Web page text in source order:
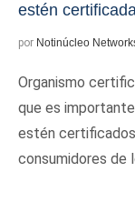
estén
por Notinúcleo
Organismo
que es
estén
consumidores de